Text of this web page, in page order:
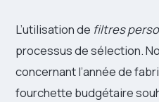
L’utilisation de filtres
processus de sélection.
concernant l’année de
fourchette budgétaire